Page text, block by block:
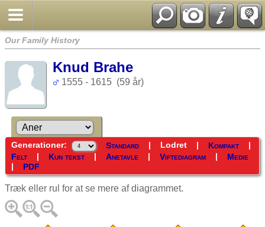
Our Family History
Knud Brahe
1555 - 1615 (59 år)
Generationer: Standard| Lodret| Kompakt|
Felt| Kun tekst| Anetavle | Viftediagram| Medie
| PDF
Træk eller rul for at se mere af diagrammet.